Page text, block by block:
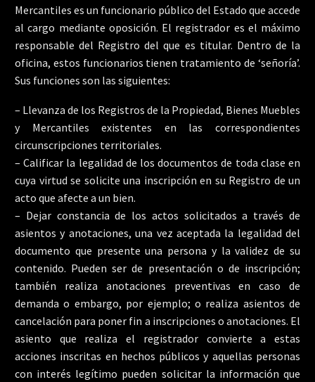
Mercantiles es un funcionario público del Estado que accede
al cargo mediante oposición. El registrador es el máximo
responsable del Registro del que es titular. Dentro de la
oficina, estos funcionarios tienen tratamiento de ‘señoría’.
Sus funciones son las siguientes:
– Llevanza de los Registros de la Propiedad, Bienes Muebles
y Mercantiles existentes en las correspondientes
circunscripciones territoriales.
– Calificar la legalidad de los documentos de toda clase en
cuya virtud se solicite una inscripción en su Registro de un
acto que afecte a un bien.
– Dejar constancia de los actos solicitados a través de
asientos y anotaciones, una vez aceptada la legalidad del
documento que presente una persona y la validez de su
contenido. Pueden ser de presentación o de inscripción;
también realiza anotaciones preventivas en caso de
demanda o embargo, por ejemplo; o realiza asientos de
cancelación para poner fin a inscripciones o anotaciones. El
asiento que realiza el registrador convierte a estas
acciones inscritas en hechos públicos y aquellas personas
con interés legítimo pueden solicitar la información que